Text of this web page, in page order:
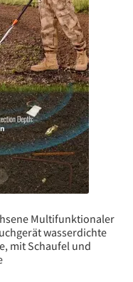
Multifunktionaler
wasserdichte
mit Schaufel und